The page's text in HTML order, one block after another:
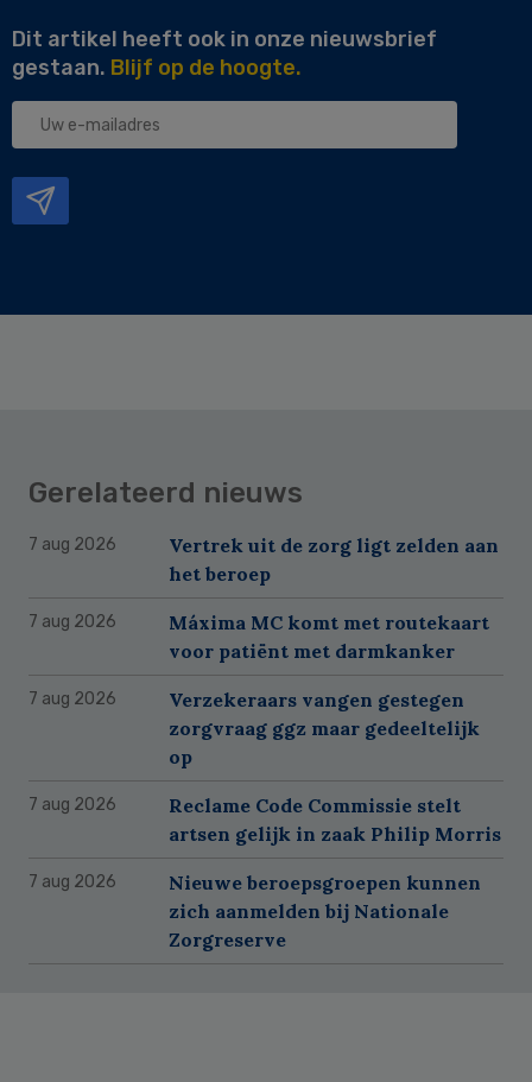
Dit artikel heeft ook in onze nieuwsbrief
gestaan. Blijf op de hoogte.
Uw
Gerelateerd nieuws
7 aug 2026
Vertrek uit de zorg ligt zelden aan
het beroep
7 aug 2026
Máxima MC komt met routekaart
voor patiënt met darmkanker
7 aug 2026
Verzekeraars vangen gestegen
zorgvraag ggz maar gedeeltelijk
op
7 aug 2026
Reclame Code Commissie stelt
artsen gelijk in zaak Philip Morris
7 aug 2026
Nieuwe beroepsgroepen kunnen
zich aanmelden bij Nationale
Zorgreserve